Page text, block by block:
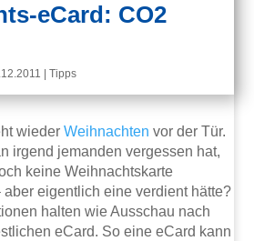
eCard: CO2
|Tipps
wiederWeihnachten vor der Tür.
irgend jemanden vergessen hat,
keine Weihnachtskarte
aber eigentlich eine verdient hätte?
halten wie Ausschau nach
eCard. So eine eCard kann